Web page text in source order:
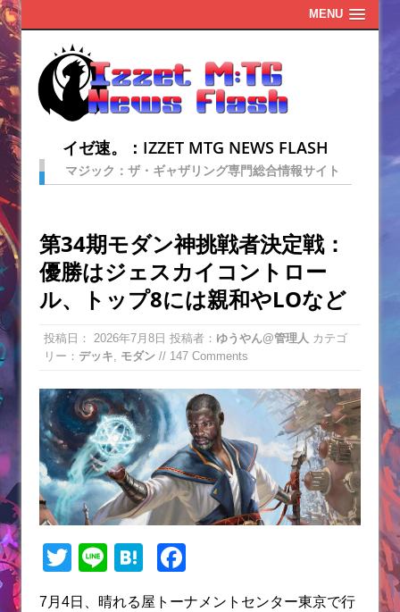
MENU
イゼ速。：IZZET MTG NEWS FLASH
マジック：ザ・ギャザリング専門総合情報サイト
第34期モダン神挑戦者決定戦：
優勝はジェスカイコントロー
ル、トップ8には親和やLOなど
投稿日： 2026年7月8日 投稿者： ゆうやん@管理人 カテゴ
リー： デッキ モダン // 147 Comments
T
Li
n
H
7月4日、晴れる屋トーナメントセンター東京で行